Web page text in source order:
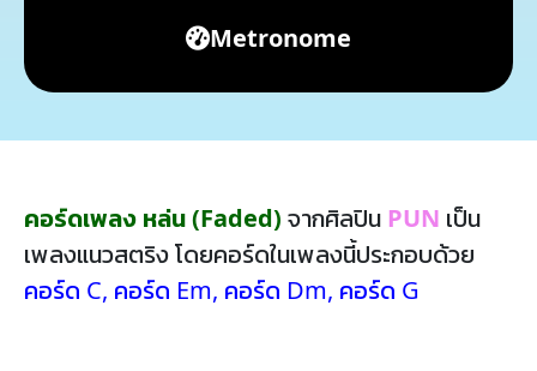
Metronome
คอร์ดเพลง หล่น (Faded) จากศิลปิน PUN เป็น
เพลงแนวสตริง โดยคอร์ดในเพลงนี้ประกอบด้วย
คอร์ด C, คอร์ด Em, คอร์ด Dm, คอร์ด G